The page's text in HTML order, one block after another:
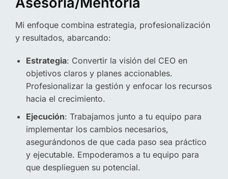
Mi enfoque combina estrategia, profesionalización
y resultados, abarcando:
Estrategia: Convertir la visión del CEO en
objetivos claros y planes accionables.
Profesionalizar la gestión y enfocar los recursos
hacia el crecimiento.
Ejecución: Trabajamos junto a tu equipo para
implementar los cambios necesarios,
asegurándonos de que cada paso sea práctico
y ejecutable. Empoderamos a tu equipo para
que desplieguen su potencial.